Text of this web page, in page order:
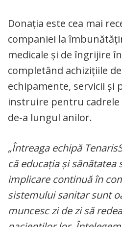
Donația este cea mai
companiei la
medicale și de îngrijire
completând achiziţiile
echipamente, servicii şi
instruire pentru cadrele
de-a lungul anilor.
„Întreaga echipă
că educația și
implicare continuă în
sistemului sanitar sunt
muncesc zi de zi să